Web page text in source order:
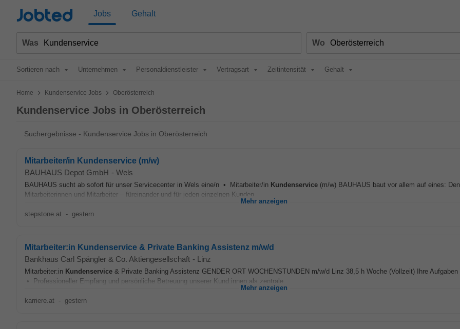
Jobted Jobs Gehalt
Was Wo
Sortieren nach Unternehmen Personaldienstleister Vertragsart Zeitintensität Gehalt
Home > Kundenservice Jobs > Oberösterreich
Kundenservice Jobs in Oberösterreich
Suchergebnisse - Kundenservice Jobs in Oberösterreich
Mitarbeiter/in Kundenservice (m/w)
BAUHAUS Depot GmbH - Wels
BAUHAUS sucht ab sofort für unser Servicecenter in Wels eine/n • Mitarbeiter/in Kundenservice (m/w) BAUHAUS baut vor allem auf eines:
Mitarbeiterinnen und Mitarbeiter – füreinander und für jeden einzelnen Kunden...
Mehr anzeigen
stepstone.at - gestern
Mitarbeiter:in Kundenservice & Private Banking Assistenz m/w/d
Bankhaus Carl Spängler & Co. Aktiengesellschaft - Linz
Mitarbeiter:in Kundenservice & Private Banking Assistenz GENDER ORT WOCHENSTUNDEN m/w/d Linz 38,5 h Woche (Vollzeit) Ihre Aufgaben
• Professioneller Empfang und persönliche Betreuung unserer Kund:innen als zentrale...
Mehr anzeigen
karriere.at - gestern